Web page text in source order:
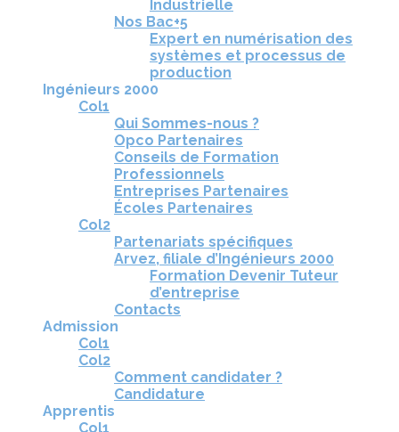
Industrielle
Nos Bac+5
Expert en numérisation des
systèmes et processus de
production
Ingénieurs 2000
Col1
Qui Sommes-nous ?
Opco Partenaires
Conseils de Formation
Professionnels
Entreprises Partenaires
Écoles Partenaires
Col2
Partenariats spécifiques
Arvez, filiale d’Ingénieurs 2000
Formation Devenir Tuteur
d’entreprise
Contacts
Admission
Col1
Col2
Comment candidater ?
Candidature
Apprentis
Col1